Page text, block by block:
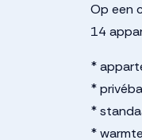
Op een
14
*
*
*
*